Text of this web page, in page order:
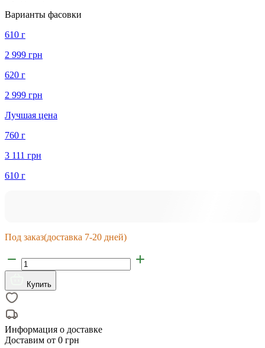
Варианты фасовки
610 г
2 999 грн
620 г
2 999 грн
Лучшая цена
760 г
3 111 грн
610 г
Под заказ(доставка 7-20 дней)
Купить
Информация о доставке
Доставим от 0 грн